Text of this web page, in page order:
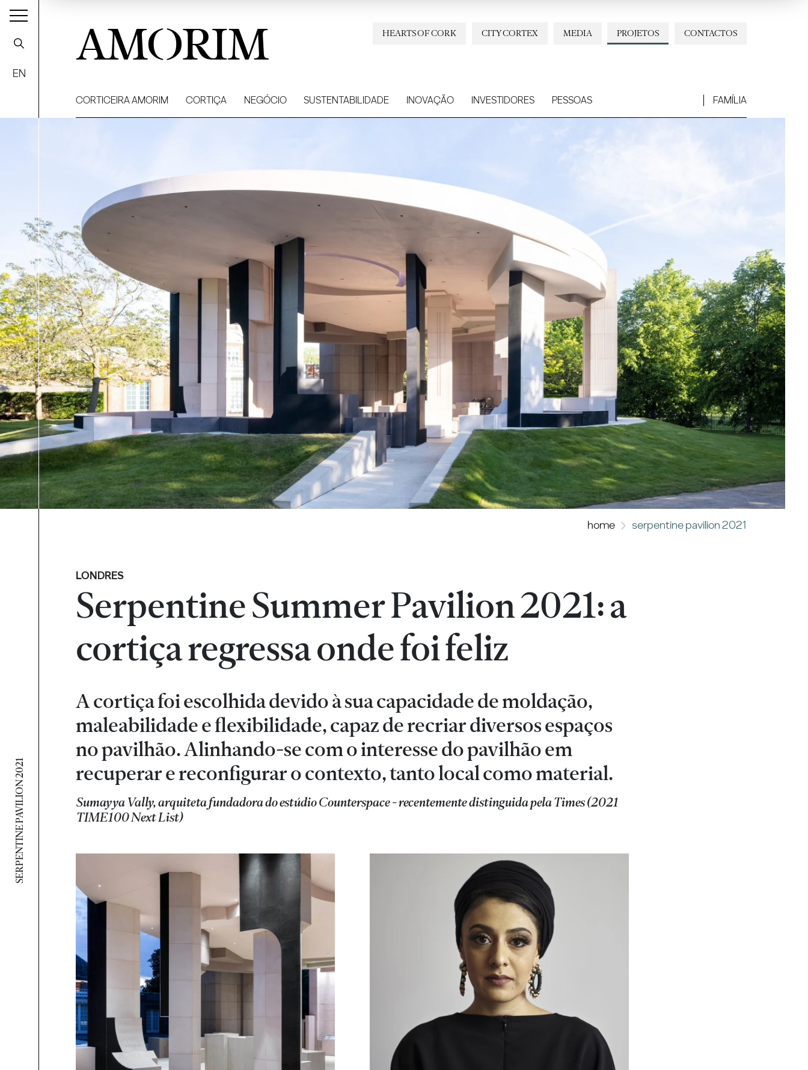
SERPENTINE PAVILION 2021
EN
AMORIM CONTACTOS
PROJETOS
MEDIA
CITY CORTEX
HEARTS OF CORK
CORTICEIRA AMORIM CORTIÇA NEGÓCIO SUSTENTABILIDADE INOVAÇÃO INVESTIDORES PESSOAS FAMÍLIA
home serpentine pavilion 2021
LONDRES
Serpentine Summer Pavilion 2021: a
cortiça regressa onde foi feliz
A cortiça foi escolhida devido à sua capacidade de moldação,
maleabilidade e flexibilidade, capaz de recriar diversos espaços
no pavilhão. Alinhando-se com o interesse do pavilhão em
recuperar e reconfigurar o contexto, tanto local como material.
Sumayya Vally, arquiteta fundadora do estúdio Counterspace - recentemente distinguida pela Times (2021
TIME100 Next List)